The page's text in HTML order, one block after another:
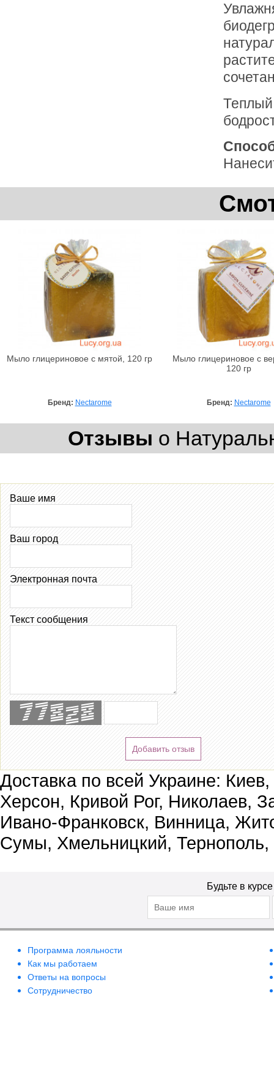
Теплый
Мыло глицериновое с мятой, 120 гр
Бренд: Nectarome
Мыло глицериновое с
120 гр
Бренд: Nectarome
Отзывы о
Ваше имя
Ваш город
Электронная почта
Текст сообщения
Добавить отзыв
Доставка по всей Украине:
Херсон, Кривой Рог, Николаев,
Ивано-Франковск, Винница,
Сумы, Хмельницкий, Тернополь,
Будьте в
Программа лояльности
Как мы работаем
Ответы на вопросы
Сотрудничество